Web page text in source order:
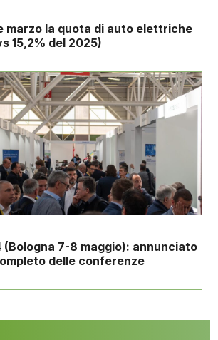
marzo la quota di auto elettriche
15,2% del 2025)
(Bologna 7-8 maggio): annunciato
delle conferenze